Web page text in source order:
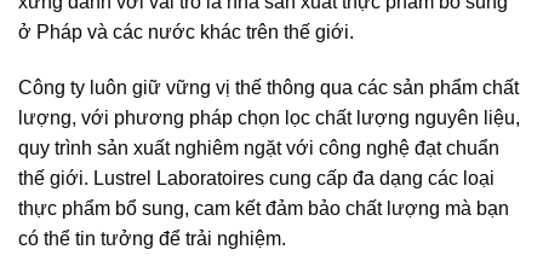
ở Pháp và các nước khác trên thế giới.
Công ty luôn giữ vững vị thế thông qua các sản phẩm chất
lượng, với phương pháp chọn lọc chất lượng nguyên liệu,
quy trình sản xuất nghiêm ngặt với công nghệ đạt chuẩn
thế giới. Lustrel Laboratoires cung cấp đa dạng các loại
thực phẩm bổ sung, cam kết đảm bảo chất lượng mà bạn
có thể tin tưởng để trải nghiệm.